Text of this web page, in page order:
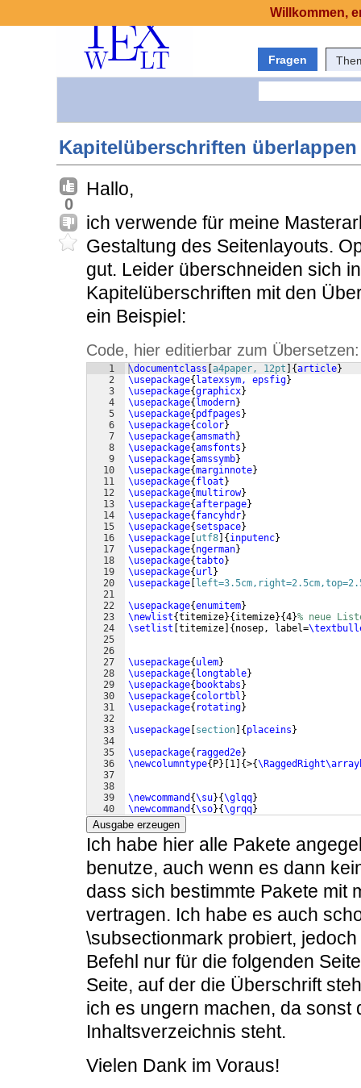
Fragen
Kapitelüberschriften
0
Hallo,
ich verwende für meine
Gestaltung des Seitenlayouts.
gut. Leider überschneiden sich
Kapitelüberschriften mit den
ein Beispiel:
Code, hier editierbar zum Übersetzen:
1
2
3
4
5
6
7
8
9
10
11
12
13
14
15
16
17
18
19
20
21
22
23
24
25
26
27
28
29
30
31
32
33
34
35
36
37
38
39
40
41
\documentclass a4paper, 12pt {article}
\usepackage{ latexsym, epsfig}
\usepackage{graphicx}
\usepackage{ lmodern}
\usepackage{ pdfpages }
\usepackage{ color}
\usepackage{amsmath}
\usepackage{amsfonts }
\usepackage{amssymb}
\usepackage{marginnote}
\usepackage{ float }
\usepackage{multirow}
\usepackage{afterpage}
\usepackage{ fancyhdr}
\usepackage{ setspace}
\usepackage utf8 { inputenc}
\usepackage{ ngerman}
\usepackage{tabto}
\usepackage{ url }
\usepackage
\usepackage{enumitem}
\newlist{titemize}{ itemize}{4}% neue
\setlist titemize { nosep, label=
\usepackage{ ulem}
\usepackage{ longtable}
\usepackage{ booktabs }
\usepackage{ colortbl }
\usepackage{ rotating}
\usepackage section { placeins }
\usepackage{ ragged2e}
\newcolumntype{ P} 1 {>{
\newcommand {\su}{\glqq}
\newcommand {\so}{\grqq}
\parindent=0mm
Ausgabe erzeugen
Ich habe hier alle Pakete
benutze, auch wenn es dann
dass sich bestimmte Pakete mit
vertragen. Ich habe es auch
\subsectionmark probiert,
Befehl nur für die folgenden
Seite, auf der die Überschrift
ich es ungern machen, da
Inhaltsverzeichnis steht.
Vielen Dank im Voraus!
Willkommen,